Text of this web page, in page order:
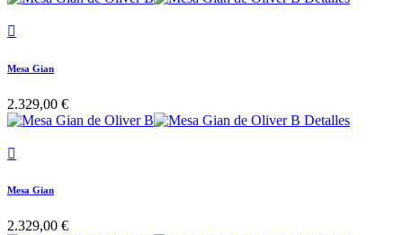

Mesa Gian
2.329,00 €

Mesa Gian
2.329,00 €